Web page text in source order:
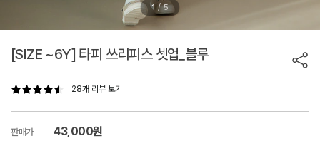
1 / 5
[SIZE ~6Y] 타피 쓰리피스 셋업_블루
28개 리뷰 보기
판매가 43,000원